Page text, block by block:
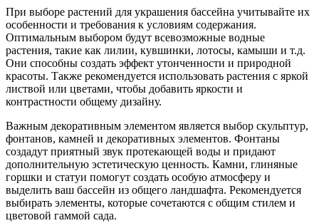
При выборе растений для украшения бассейна учитывайте их
особенности и требования к условиям содержания.
Оптимальным выбором будут всевозможные водные
растения, такие как лилии, кувшинки, лотосы, камыши и т.д.
Они способны создать эффект утонченности и природной
красоты. Также рекомендуется использовать растения с яркой
листвой или цветами, чтобы добавить яркости и
контрастности общему дизайну.
Важным декоративным элементом является выбор скульптур,
фонтанов, камней и декоративных элементов. Фонтаны
создадут приятный звук протекающей воды и придают
дополнительную эстетическую ценность. Камни, глиняные
горшки и статуи помогут создать особую атмосферу и
выделить ваш бассейн из общего ландшафта. Рекомендуется
выбирать элементы, которые сочетаются с общим стилем и
цветовой гаммой сада.